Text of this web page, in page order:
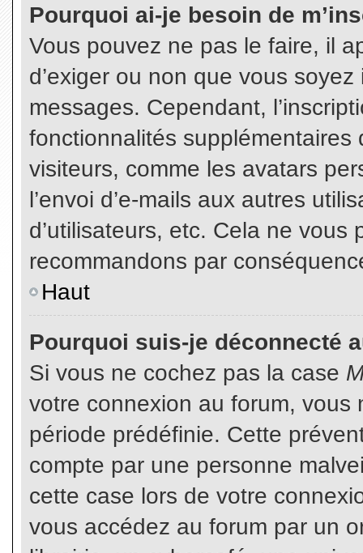
Pourquoi ai-je besoin de
Vous pouvez ne pas le faire, il
d’exiger ou non que vous
messages. Cependant,
fonctionnalités
visiteurs, comme les avatars
l’envoi d’e-mails aux autres
d’utilisateurs, etc. Cela ne vous
recommandons par
Haut
Pourquoi suis-je déconnecté
Si vous ne cochez pas la case
votre connexion au forum,
période prédéfinie. Cette
compte par une personne
cette case lors de votre
vous accédez au forum par un